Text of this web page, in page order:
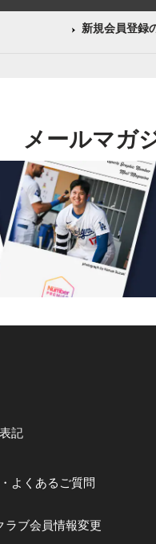
新規会員登録
メールマガ
記
よくあるご質問
ラブ会員情報変更